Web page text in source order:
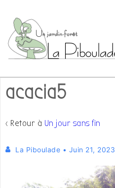
passer
contenu
principal
acacia5
‹ Retour à Un jour sans fin
La Piboulade • Juin 21, 2023